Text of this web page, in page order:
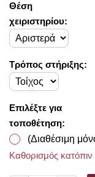
Θέση
χειριστηρίου:
Τρόπος στήριξης:
Επιλέξτε για
τοποθέτηση:
(Διαθέσιμη
Καθορισμός κατόπιν